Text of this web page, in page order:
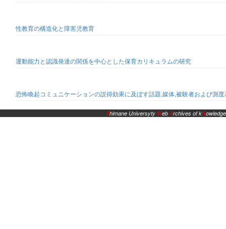
性教育の構造化と障害児教育
運動能力と認識発達の関係を中心とした保育カリキュラムの研究
恐怖喚起コミュニケーションの説得効果に及ぼす話題,媒体,被験者および測
Shimane Universyty WebArchives of kNowledge